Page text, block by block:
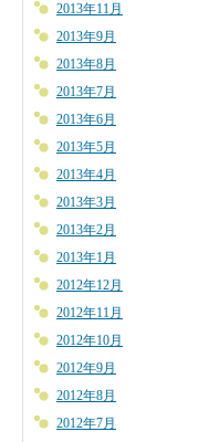
2013年11月
2013年9月
2013年8月
2013年7月
2013年6月
2013年5月
2013年4月
2013年3月
2013年2月
2013年1月
2012年12月
2012年11月
2012年10月
2012年9月
2012年8月
2012年7月